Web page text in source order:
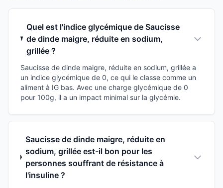
Quel est l'indice glycémique de Saucisse
de dinde maigre, réduite en sodium,
grillée ?
Saucisse de dinde maigre, réduite en sodium, grillée a
un indice glycémique de 0, ce qui le classe comme un
aliment à IG bas. Avec une charge glycémique de 0
pour 100g, il a un impact minimal sur la glycémie.
Saucisse de dinde maigre, réduite en
sodium, grillée est-il bon pour les
personnes souffrant de résistance à
l'insuline ?